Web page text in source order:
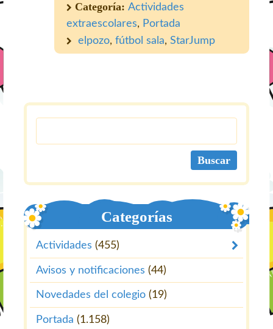
Categoría: Actividades
extraescolares, Portada
elpozo, fútbol sala, StarJump
Categorías
Actividades (455)
Avisos y notificaciones (44)
Novedades del colegio (19)
Portada (1.158)